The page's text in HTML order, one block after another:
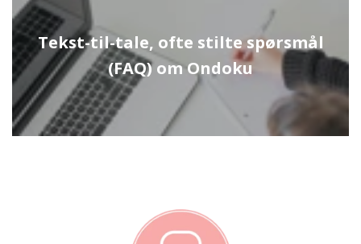
Tekst-til-tale, ofte stilte spørsmål
(FAQ) om Ondoku